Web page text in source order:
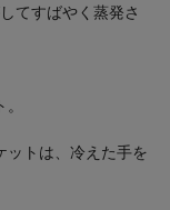
てすばやく蒸発さ
ットは、冷えた手を